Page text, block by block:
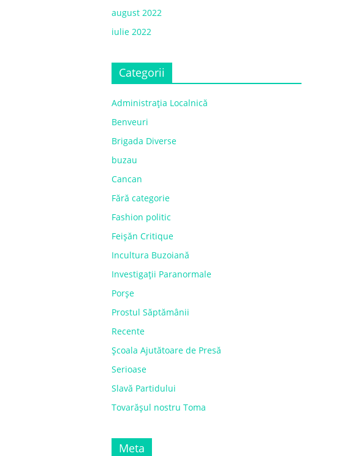
august 2022
iulie 2022
Categorii
Administrația Localnică
Benveuri
Brigada Diverse
buzau
Cancan
Fără categorie
Fashion politic
Feișăn Critique
Incultura Buzoiană
Investigații Paranormale
Porșe
Prostul Săptămânii
Recente
Școala Ajutătoare de Presă
Serioase
Slavă Partidului
Tovarășul nostru Toma
Meta